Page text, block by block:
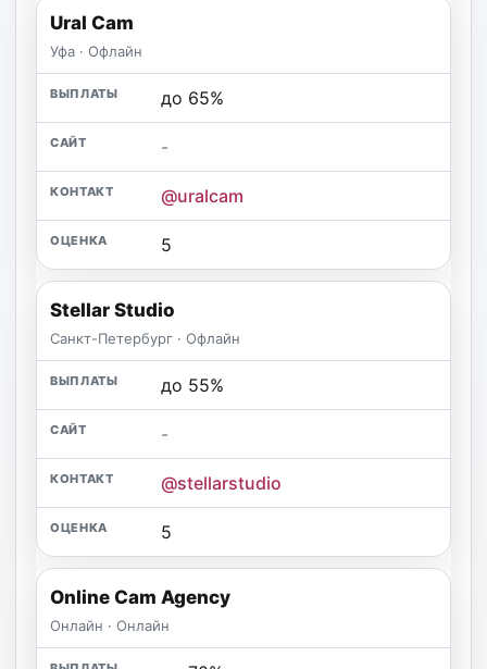
Ural Cam
Уфа · Офлайн
до 65%
-
@uralcam
5
Stellar Studio
Санкт-Петербург · Офлайн
до 55%
-
@stellarstudio
5
Online Cam Agency
Онлайн · Онлайн